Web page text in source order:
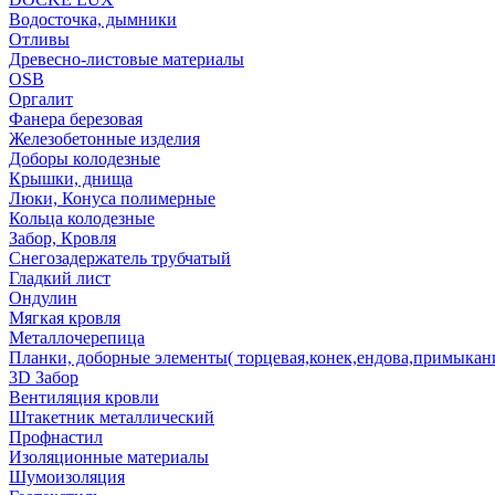
Водосточка, дымники
Отливы
Древесно-листовые материалы
OSB
Оргалит
Фанера березовая
Железобетонные изделия
Доборы колодезные
Крышки, днища
Люки, Конуса полимерные
Кольца колодезные
Забор, Кровля
Снегозадержатель трубчатый
Гладкий лист
Ондулин
Мягкая кровля
Металлочерепица
Планки, доборные элементы(
3D Забор
Вентиляция кровли
Штакетник металлический
Профнастил
Изоляционные материалы
Шумоизоляция